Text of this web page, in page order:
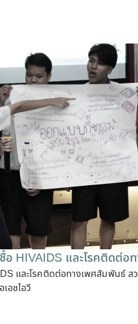
อ HIVAIDS และโรคติดต่อ
และโรคติดต่อทางเพศสัมพันธ์ ส
อชไอวี